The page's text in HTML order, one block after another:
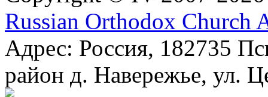
Russian Orthodox Church
Адрес: Россия, 182735
район д. Навережье, ул.